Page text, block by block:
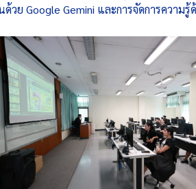
วย Google Gemini และการจัดการควา